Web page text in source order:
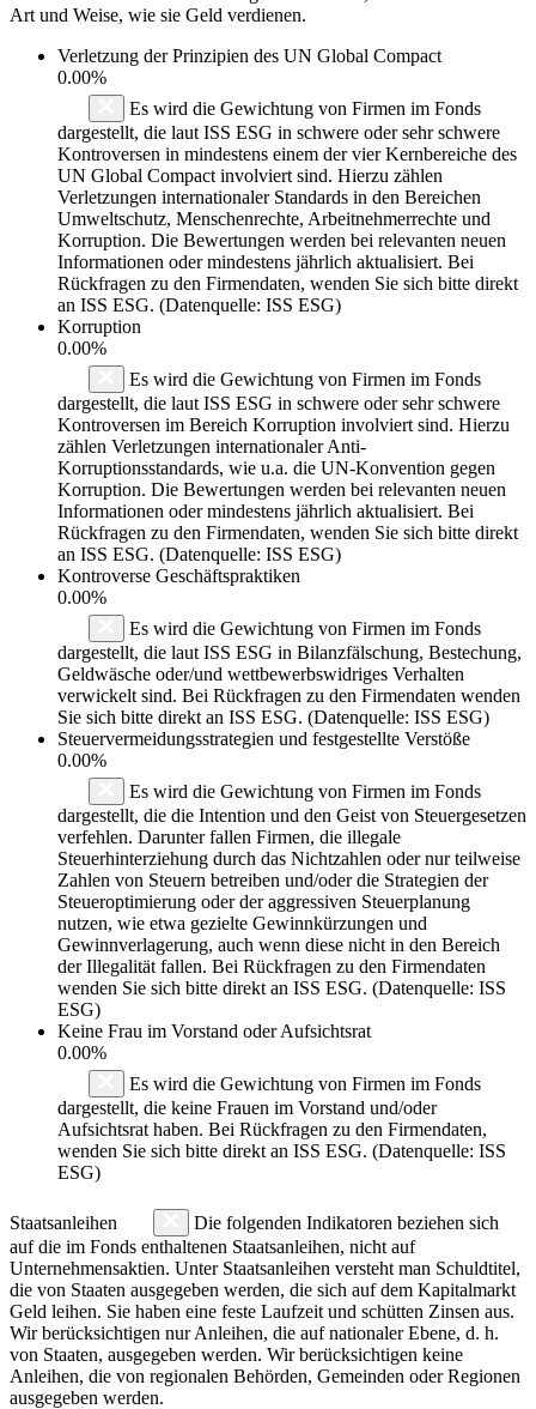
Art und Weise, wie sie Geld verdienen.
Verletzung der Prinzipien des UN Global Compact
0.00%
Es wird die Gewichtung von Firmen im Fonds
dargestellt, die laut ISS ESG in schwere oder sehr schwere
Kontroversen in mindestens einem der vier Kernbereiche des
UN Global Compact involviert sind. Hierzu zählen
Verletzungen internationaler Standards in den Bereichen
Umweltschutz, Menschenrechte, Arbeitnehmerrechte und
Korruption. Die Bewertungen werden bei relevanten neuen
Informationen oder mindestens jährlich aktualisiert. Bei
Rückfragen zu den Firmendaten, wenden Sie sich bitte direkt
an ISS ESG. (Datenquelle: ISS ESG)
Korruption
0.00%
Es wird die Gewichtung von Firmen im Fonds
dargestellt, die laut ISS ESG in schwere oder sehr schwere
Kontroversen im Bereich Korruption involviert sind. Hierzu
zählen Verletzungen internationaler Anti-
Korruptionsstandards, wie u.a. die UN-Konvention gegen
Korruption. Die Bewertungen werden bei relevanten neuen
Informationen oder mindestens jährlich aktualisiert. Bei
Rückfragen zu den Firmendaten, wenden Sie sich bitte direkt
an ISS ESG. (Datenquelle: ISS ESG)
Kontroverse Geschäftspraktiken
0.00%
Es wird die Gewichtung von Firmen im Fonds
dargestellt, die laut ISS ESG in Bilanzfälschung, Bestechung,
Geldwäsche oder/und wettbewerbswidriges Verhalten
verwickelt sind. Bei Rückfragen zu den Firmendaten wenden
Sie sich bitte direkt an ISS ESG. (Datenquelle: ISS ESG)
Steuervermeidungsstrategien und festgestellte Verstöße
0.00%
Es wird die Gewichtung von Firmen im Fonds
dargestellt, die die Intention und den Geist von Steuergesetzen
verfehlen. Darunter fallen Firmen, die illegale
Steuerhinterziehung durch das Nichtzahlen oder nur teilweise
Zahlen von Steuern betreiben und/oder die Strategien der
Steueroptimierung oder der aggressiven Steuerplanung
nutzen, wie etwa gezielte Gewinnkürzungen und
Gewinnverlagerung, auch wenn diese nicht in den Bereich
der Illegalität fallen. Bei Rückfragen zu den Firmendaten
wenden Sie sich bitte direkt an ISS ESG. (Datenquelle: ISS
ESG)
Keine Frau im Vorstand oder Aufsichtsrat
0.00%
Es wird die Gewichtung von Firmen im Fonds
dargestellt, die keine Frauen im Vorstand und/oder
Aufsichtsrat haben. Bei Rückfragen zu den Firmendaten,
wenden Sie sich bitte direkt an ISS ESG. (Datenquelle: ISS
ESG)
Staatsanleihen
Die folgenden Indikatoren beziehen sich
auf die im Fonds enthaltenen Staatsanleihen, nicht auf
Unternehmensaktien. Unter Staatsanleihen versteht man Schuldtitel,
die von Staaten ausgegeben werden, die sich auf dem Kapitalmarkt
Geld leihen. Sie haben eine feste Laufzeit und schütten Zinsen aus.
Wir berücksichtigen nur Anleihen, die auf nationaler Ebene, d. h.
von Staaten, ausgegeben werden. Wir berücksichtigen keine
Anleihen, die von regionalen Behörden, Gemeinden oder Regionen
ausgegeben werden.